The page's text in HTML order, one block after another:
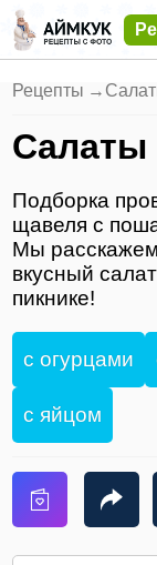
Рецепты →
Салаты
Подборка
щавеля с
Мы расскажем
вкусный
пикнике!
с огурцами
с яйцом